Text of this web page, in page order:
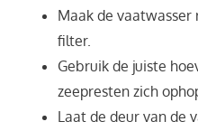
Maak de
filter.
Gebruik de juiste
zeepresten zich
Laat de deur van de